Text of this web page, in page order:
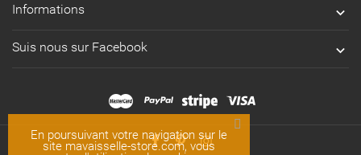
Informations 
Suis nous sur Facebook 
En poursuivant votre navigation sur le
site mavaisselle-store.com, vous